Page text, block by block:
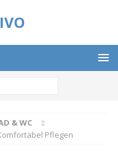
& WC
Pflegen